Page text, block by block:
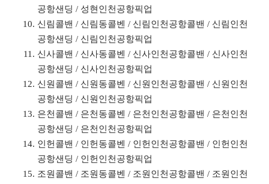
공항샌딩 / 성현인천공항픽업
신림콜밴 / 신림동콜벤 / 신림인천공항콜밴 / 신림인천
공항샌딩 / 신림인천공항픽업
신사콜밴 / 신사동콜벤 / 신사인천공항콜밴 / 신사인천
공항샌딩 / 신사인천공항픽업
신원콜밴 / 신원동콜벤 / 신원인천공항콜밴 / 신원인천
공항샌딩 / 신원인천공항픽업
은천콜밴 / 은천동콜벤 / 은천인천공항콜밴 / 은천인천
공항샌딩 / 은천인천공항픽업
인헌콜밴 / 인헌동콜벤 / 인헌인천공항콜밴 / 인헌인천
공항샌딩 / 인헌인천공항픽업
조원콜밴 / 조원동콜벤 / 조원인천공항콜밴 / 조원인천